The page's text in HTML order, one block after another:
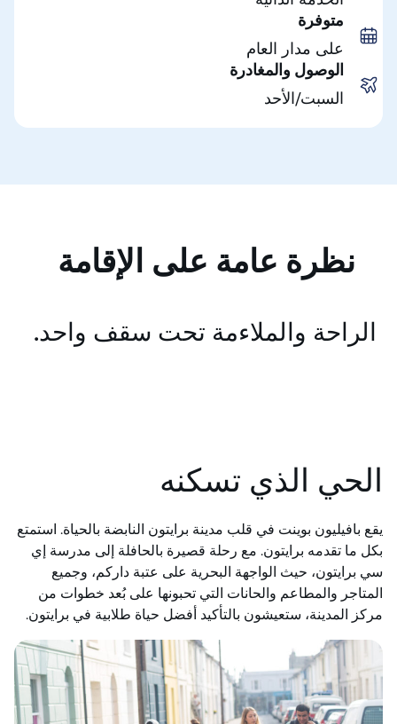
متوفرة
على مدار العام
الوصول والمغادرة
السبت/الأحد
نظرة عامة على الإقامة
الراحة والملاءمة تحت سقف واحد.
الحي الذي تسكنه
يقع بافيليون بوينت في قلب مدينة برايتون النابضة بالحياة. استمتع
بكل ما تقدمه برايتون. مع رحلة قصيرة بالحافلة إلى مدرسة إي
سي برايتون، حيث الواجهة البحرية على عتبة داركم، وجميع
المتاجر والمطاعم والحانات التي تحبونها على بُعد خطوات من
مركز المدينة، ستعيشون بالتأكيد أفضل حياة طلابية في برايتون.